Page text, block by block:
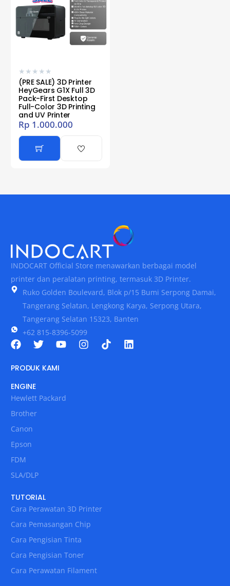
★ ★ ★ ★ ★
(PRE SALE) 3D Printer
HeyGears G1X Full 3D
Pack-First Desktop
Full-Color 3D Printing
and UV Printer
Rp 1.000.000
INDOCART Official Store menawarkan berbagai model
printer dan peralatan printing, termasuk 3D Printer.
Ruko Golden Boulevard, Blok p/15 Bumi Serpong Damai,
Tangerang Selatan, Lengkong Karya, Serpong Utara,
Tangerang Selatan 15323, Banten
+62 815-8396-5099
PRODUK KAMI
ENGINE
Hewlett Packard
Brother
Canon
Epson
FDM
SLA/DLP
TUTORIAL
Cara Perawatan 3D Printer
Cara Pemasangan Chip
Cara Pengisian Tinta
Cara Pengisian Toner
Cara Perawatan Filament